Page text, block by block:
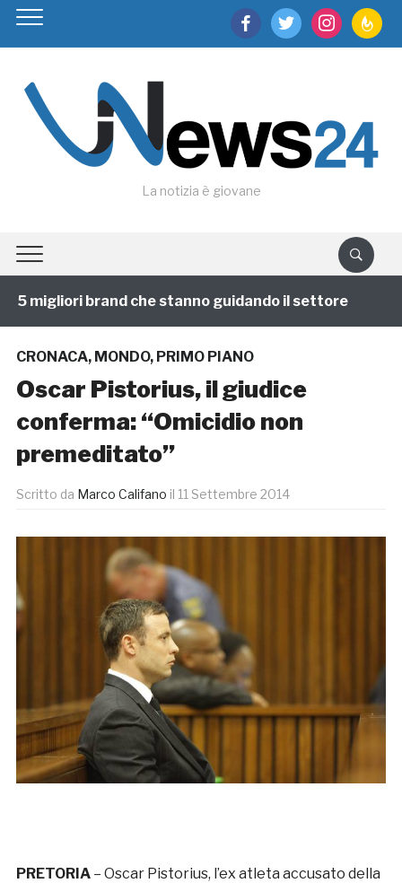
facebooktwitter instagram
La notizia è giovane
migliori brand che stanno guidando il settore
CRONACA, MONDO, PRIMO PIANO
Oscar Pistorius, il giudice
conferma: “Omicidio non
premeditato”
Scritto da Marco Califano il 11 Settembre 2014
PRETORIA– Oscar Pistorius, l’ex atleta accusato della